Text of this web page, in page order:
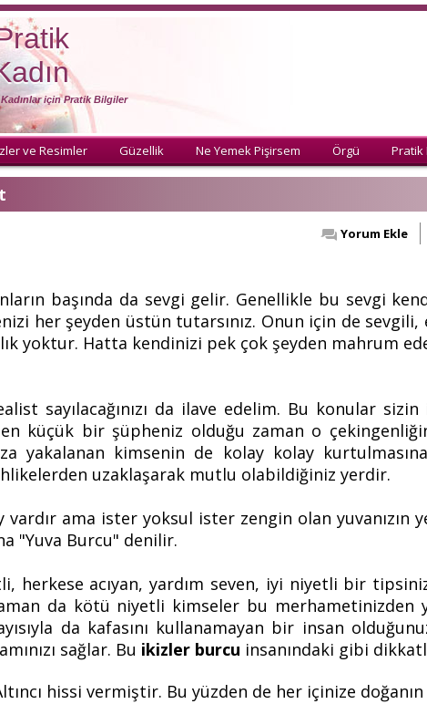
Kadınlar için Pratik Bilgiler
ve Resimler Güzellik Ne Yemek Pişirsem Örgü Pratik
Yorum Ekle
başında da sevgi gelir. Genellikle bu sevgi
her şeyden üstün tutarsınız. Onun için de sevgili,
yoktur. Hatta kendinizi pek çok şeyden mahrum
sayılacağınızı da ilave edelim. Bu konular
en küçük bir şüpheniz olduğu zaman o
yakalanan kimsenin de kolay kolay
uzaklaşarak mutlu olabildiğiniz yerdir.
vardır ama ister yoksul ister zengin olan
"Yuva Burcu" denilir.
herkese acıyan, yardım seven, iyi niyetli bir
da kötü niyetli kimseler bu merhametinizden
da kafasını kullanamayan bir insan
sağlar. Bu ikizler burcu insanındaki gibi
hissi vermiştir. Bu yüzden de her içinize